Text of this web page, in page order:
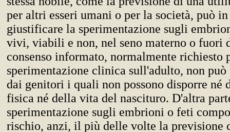
per altri esseri umani o per la società, può
giustificare la sperimentazione sugli
vivi, viabili e non, nel seno materno o fuori
consenso informato, normalmente richiesto
sperimentazione clinica sull'adulto, non può
dai genitori i quali non possono disporre né
fisica né della vita del nascituro. D'altra
sperimentazione sugli embrioni o feti
rischio, anzi, il più delle volte la previsione